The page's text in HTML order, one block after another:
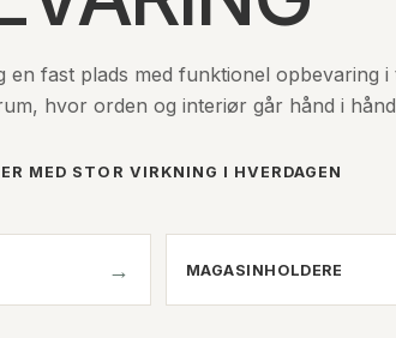
en fast plads med funktionel opbevaring
hvor orden og interiør går hånd i
MED STOR VIRKNING I HVERDAGEN
MAGASINHOLDERE